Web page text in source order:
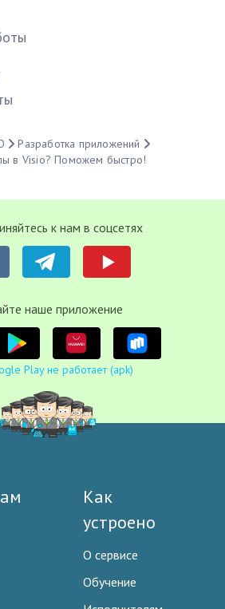
Разработка приложений
в Visio? Поможем быстро!
к нам в соцсетях
наше приложение
Play не работает (apk)
Как
устроено
О сервисе
Обучение